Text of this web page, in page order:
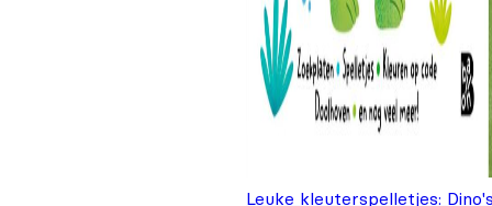
Leuke kleuterspelletjes: